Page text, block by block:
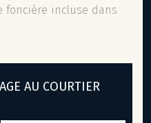
foncière incluse dans
AU COURTIER